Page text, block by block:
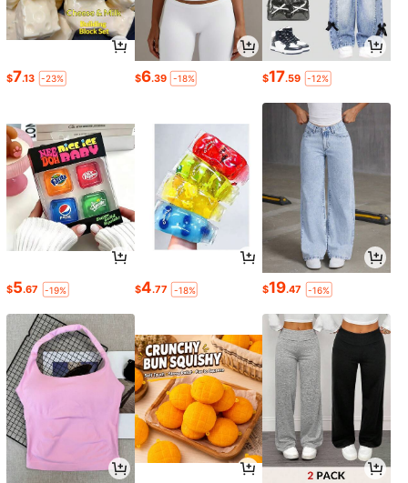
$7.13 -23% $6.39 -18% $17.59 -12%
$5.67 -19% $4.77 -18% $19.47 -16%